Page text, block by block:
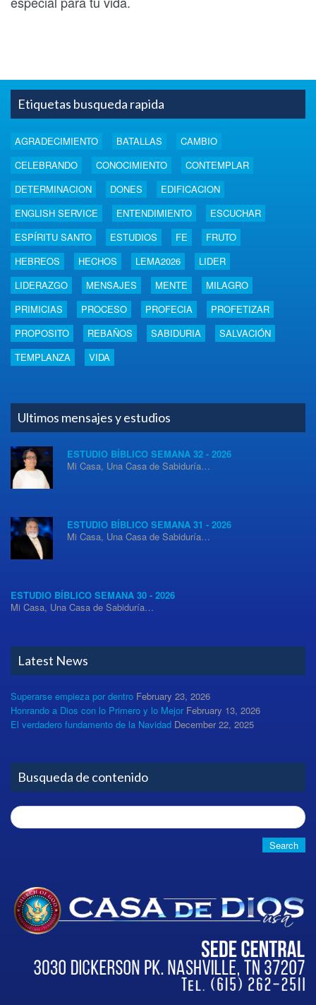
Etiquetas busqueda rapida
AGRADECIMIENTO BATALLAS
CAMBIO
CELEBRANDO
CONOCIMIENTO
CONTEMPLAR
DETERMINACION
DONES
EDIFICACION
ENGLISH SERVICE
ENTENDIMIENTO
ESCUCHAR
ESPÍRITU SANTO
ESTUDIOS FE
FRUTO
HEBREOS
HECHOS LEMA2026
LIDER
LIDERAZGO
MENSAJES MENTE
MILAGRO
PRIMICIAS
PROCESO PROFECIA
PROFETIZAR
PROPOSITO
REBAÑOS SABIDURIA
SALVACIÓN
TEMPLANZA
VIDA
Ultimos mensajes y estudios
ESTUDIO BÍBLICO SEMANA 32 - 2026
Mi Casa, Una Casa de Sabiduría…
ESTUDIO BÍBLICO SEMANA 31 - 2026
Mi Casa, Una Casa de Sabiduría…
ESTUDIO BÍBLICO SEMANA 30 - 2026
Mi Casa, Una Casa de Sabiduría…
Latest News
Superarse empieza por dentro February 23, 2026
Honrando a Dios con lo Primero y lo Mejor February 13, 2026
El verdadero fundamento de la Navidad December 22, 2025
Busqueda de contenido
Search
for: